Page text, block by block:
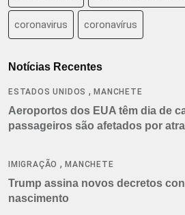
coronavirus coronavírus
Notícias Recentes
ESTADOS UNIDOS ,MANCHETE
Aeroportos dos EUA têm dia de
passageiros são afetados por
IMIGRAÇÃO ,MANCHETE
Trump assina novos decretos
nascimento